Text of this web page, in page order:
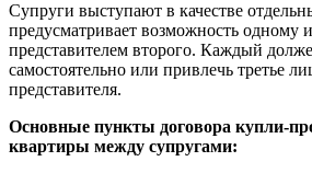
Супруги выступают в качестве
предусматривает возможность одному
представителем второго. Каждый
самостоятельно или привлечь третье
представителя.
Основные пункты договора купли-
квартиры между супругами: